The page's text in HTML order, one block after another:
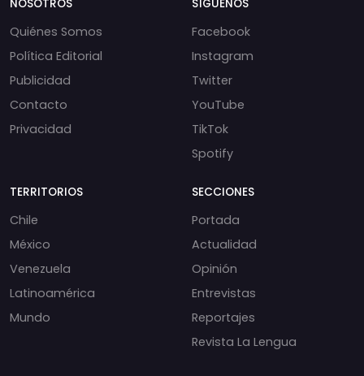
NOSOTROS
Quiénes Somos
Política Editorial
Publicidad
Contacto
Privacidad
SÍGUENOS
Facebook
Instagram
Twitter
YouTube
TikTok
Spotify
TERRITORIOS
Chile
México
Venezuela
Latinoamérica
Mundo
SECCIONES
Portada
Actualidad
Opinión
Entrevistas
Reportajes
Revista La Lengua